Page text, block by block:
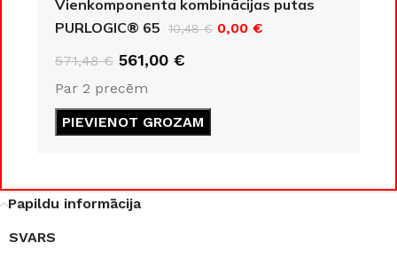
DURVJU KĀRBAS
IZMĒRS
VĒRŠANĀS
Vienkomponenta kombinācijas putas
PURLOGIC® 65
10,48€ 0,00 €
571,48€ 561,00 €
Par 2 precēm
PIEVIENOT GROZAM
Papildu informācija
SVARS